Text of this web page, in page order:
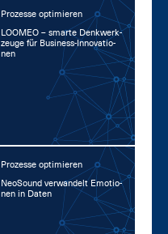
Prozesse optimieren
LOO­MEO – smar­te Denk­werk­
zeu­ge für Busi­ness-In­no­va­tio­
nen
Prozesse optimieren
Neo­Sound ver­wan­delt Emo­tio­
nen in Da­ten